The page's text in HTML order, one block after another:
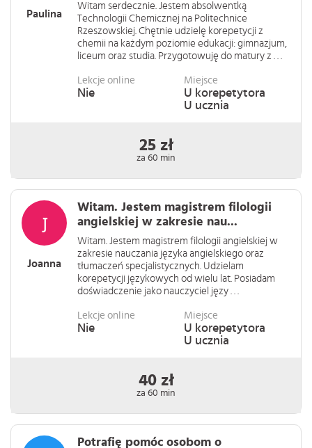
Paulina
Witam serdecznie. Jestem absolwentką
Technologii Chemicznej na Politechnice
Rzeszowskiej. Chętnie udzielę korepetycji z
chemii na każdym poziomie edukacji: gimnazjum,
liceum oraz studia. Przygotowuję do matury z . . .
Lekcje online
Nie
Miejsce
U korepetytora
U ucznia
25 zł
za 60 min
Joanna
Witam. Jestem magistrem filologii
angielskiej w zakresie nau...
Witam. Jestem magistrem filologii angielskiej w
zakresie nauczania języka angielskiego oraz
tłumaczeń specjalistycznych. Udzielam
korepetycji językowych od wielu lat. Posiadam
doświadczenie jako nauczyciel języ . . .
Lekcje online
Nie
Miejsce
U korepetytora
U ucznia
40 zł
za 60 min
Potrafię pomóc osobom o